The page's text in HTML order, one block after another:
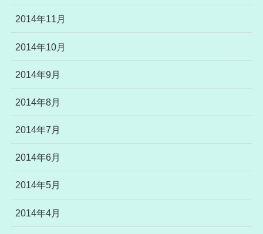
2014年11月
2014年10月
2014年9月
2014年8月
2014年7月
2014年6月
2014年5月
2014年4月